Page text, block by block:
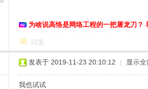
为啥说高恪是网络工程的一把屠龙刀？
回复
发表于 2019-11-23 20:10:12 | 显示
我也试试